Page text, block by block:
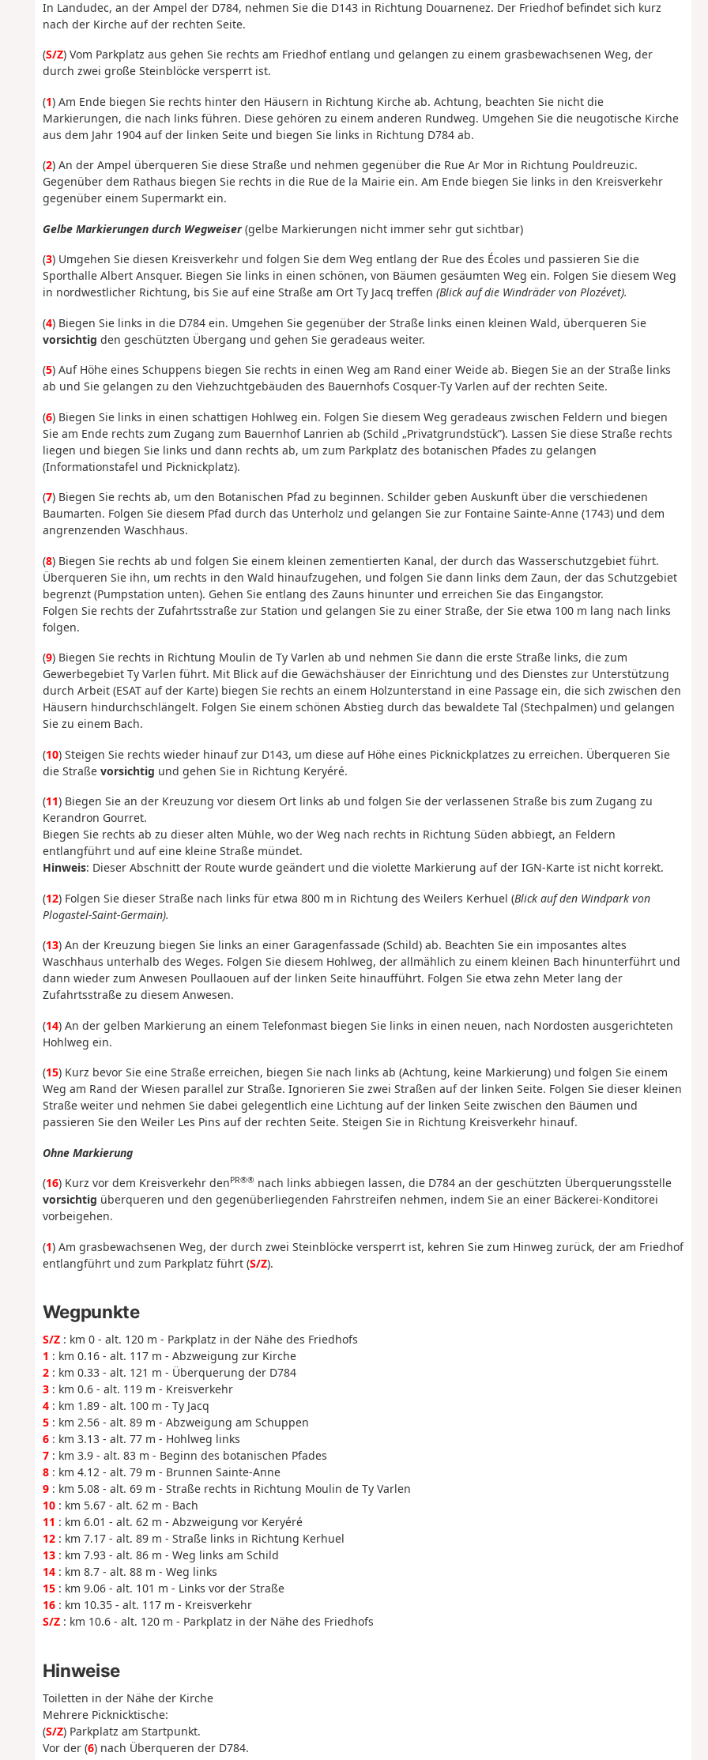
In Landudec, an der Ampel der D784, nehmen Sie die D143 in Richtung Douarnenez. Der Friedhof befindet sich kurz
nach der Kirche auf der rechten Seite.
(S/Z) Vom Parkplatz aus gehen Sie rechts am Friedhof entlang und gelangen zu einem grasbewachsenen Weg, der
durch zwei große Steinblöcke versperrt ist.
(1) Am Ende biegen Sie rechts hinter den Häusern in Richtung Kirche ab. Achtung, beachten Sie nicht die
Markierungen, die nach links führen. Diese gehören zu einem anderen Rundweg. Umgehen Sie die neugotische Kirche
aus dem Jahr 1904 auf der linken Seite und biegen Sie links in Richtung D784 ab.
(2) An der Ampel überqueren Sie diese Straße und nehmen gegenüber die Rue Ar Mor in Richtung Pouldreuzic.
Gegenüber dem Rathaus biegen Sie rechts in die Rue de la Mairie ein. Am Ende biegen Sie links in den Kreisverkehr
gegenüber einem Supermarkt ein.
Gelbe Markierungen durch Wegweiser(gelbe Markierungen nicht immer sehr gut sichtbar)
(3) Umgehen Sie diesen Kreisverkehr und folgen Sie dem Weg entlang der Rue des Écoles und passieren Sie die
Sporthalle Albert Ansquer. Biegen Sie links in einen schönen, von Bäumen gesäumten Weg ein. Folgen Sie diesem Weg
in nordwestlicher Richtung, bis Sie auf eine Straße am Ort Ty Jacq treffen (Blick auf die Windräder von Plozévet).
(4) Biegen Sie links in die D784 ein. Umgehen Sie gegenüber der Straße links einen kleinen Wald, überqueren Sie
vorsichtig den geschützten Übergang und gehen Sie geradeaus weiter.
(5) Auf Höhe eines Schuppens biegen Sie rechts in einen Weg am Rand einer Weide ab. Biegen Sie an der Straße links
ab und Sie gelangen zu den Viehzuchtgebäuden des Bauernhofs Cosquer-Ty Varlen auf der rechten Seite.
(6) Biegen Sie links in einen schattigen Hohlweg ein. Folgen Sie diesem Weg geradeaus zwischen Feldern und biegen
Sie am Ende rechts zum Zugang zum Bauernhof Lanrien ab (Schild „Privatgrundstück”). Lassen Sie diese Straße rechts
liegen und biegen Sie links und dann rechts ab, um zum Parkplatz des botanischen Pfades zu gelangen
(Informationstafel und Picknickplatz).
(7) Biegen Sie rechts ab, um den Botanischen Pfad zu beginnen. Schilder geben Auskunft über die verschiedenen
Baumarten. Folgen Sie diesem Pfad durch das Unterholz und gelangen Sie zur Fontaine Sainte-Anne (1743) und dem
angrenzenden Waschhaus.
(8) Biegen Sie rechts ab und folgen Sie einem kleinen zementierten Kanal, der durch das Wasserschutzgebiet führt.
Überqueren Sie ihn, um rechts in den Wald hinaufzugehen, und folgen Sie dann links dem Zaun, der das Schutzgebiet
begrenzt (Pumpstation unten). Gehen Sie entlang des Zauns hinunter und erreichen Sie das Eingangstor.
Folgen Sie rechts der Zufahrtsstraße zur Station und gelangen Sie zu einer Straße, der Sie etwa 100 m lang nach links
folgen.
(9) Biegen Sie rechts in Richtung Moulin de Ty Varlen ab und nehmen Sie dann die erste Straße links, die zum
Gewerbegebiet Ty Varlen führt. Mit Blick auf die Gewächshäuser der Einrichtung und des Dienstes zur Unterstützung
durch Arbeit (ESAT auf der Karte) biegen Sie rechts an einem Holzunterstand in eine Passage ein, die sich zwischen den
Häusern hindurchschlängelt. Folgen Sie einem schönen Abstieg durch das bewaldete Tal (Stechpalmen) und gelangen
Sie zu einem Bach.
(10) Steigen Sie rechts wieder hinauf zur D143, um diese auf Höhe eines Picknickplatzes zu erreichen. Überqueren Sie
die Straße vorsichtig und gehen Sie in Richtung Keryéré.
(11) Biegen Sie an der Kreuzung vor diesem Ort links ab und folgen Sie der verlassenen Straße bis zum Zugang zu
Kerandron Gourret.
Biegen Sie rechts ab zu dieser alten Mühle, wo der Weg nach rechts in Richtung Süden abbiegt, an Feldern
entlangführt und auf eine kleine Straße mündet.
Hinweis: Dieser Abschnitt der Route wurde geändert und die violette Markierung auf der IGN-Karte ist nicht korrekt.
(12) Folgen Sie dieser Straße nach links für etwa 800 m in Richtung des Weilers Kerhuel (Blick auf den Windpark von
Plogastel-Saint-Germain).
(13) An der Kreuzung biegen Sie links an einer Garagenfassade (Schild) ab. Beachten Sie ein imposantes altes
Waschhaus unterhalb des Weges. Folgen Sie diesem Hohlweg, der allmählich zu einem kleinen Bach hinunterführt und
dann wieder zum Anwesen Poullaouen auf der linken Seite hinaufführt. Folgen Sie etwa zehn Meter lang der
Zufahrtsstraße zu diesem Anwesen.
(14) An der gelben Markierung an einem Telefonmast biegen Sie links in einen neuen, nach Nordosten ausgerichteten
Hohlweg ein.
(15) Kurz bevor Sie eine Straße erreichen, biegen Sie nach links ab (Achtung, keine Markierung) und folgen Sie einem
Weg am Rand der Wiesen parallel zur Straße. Ignorieren Sie zwei Straßen auf der linken Seite. Folgen Sie dieser kleinen
Straße weiter und nehmen Sie dabei gelegentlich eine Lichtung auf der linken Seite zwischen den Bäumen und
passieren Sie den Weiler Les Pins auf der rechten Seite. Steigen Sie in Richtung Kreisverkehr hinauf.
Ohne Markierung
(16) Kurz vor dem Kreisverkehr denPR®®nach links abbiegen lassen, die D784 an der geschützten Überquerungsstelle
vorsichtig überqueren und den gegenüberliegenden Fahrstreifen nehmen, indem Sie an einer Bäckerei-Konditorei
vorbeigehen.
(1) Am grasbewachsenen Weg, der durch zwei Steinblöcke versperrt ist, kehren Sie zum Hinweg zurück, der am Friedhof
entlangführt und zum Parkplatz führt (S/Z).
Wegpunkte
S/Z: km 0 - alt. 120 m - Parkplatz in der Nähe des Friedhofs
1 : km 0.16 - alt. 117 m - Abzweigung zur Kirche
2: km 0.33 - alt. 121 m - Überquerung der D784
3: km 0.6 - alt. 119 m - Kreisverkehr
4: km 1.89 - alt. 100 m - Ty Jacq
5: km 2.56 - alt. 89 m - Abzweigung am Schuppen
6: km 3.13 - alt. 77 m - Hohlweg links
7: km 3.9 - alt. 83 m - Beginn des botanischen Pfades
8: km 4.12 - alt. 79 m - Brunnen Sainte-Anne
9: km 5.08 - alt. 69 m - Straße rechts in Richtung Moulin de Ty Varlen
10: km 5.67 - alt. 62 m - Bach
11 : km 6.01 - alt. 62 m - Abzweigung vor Keryéré
12: km 7.17 - alt. 89 m - Straße links in Richtung Kerhuel
13: km 7.93 - alt. 86 m - Weg links am Schild
14: km 8.7 - alt. 88 m - Weg links
15: km 9.06 - alt. 101 m - Links vor der Straße
16: km 10.35 - alt. 117 m - Kreisverkehr
S/Z: km 10.6 - alt. 120 m - Parkplatz in der Nähe des Friedhofs
Hinweise
Toiletten in der Nähe der Kirche
Mehrere Picknicktische:
(S/Z) Parkplatz am Startpunkt.
Vor der (6) nach Überqueren der D784.